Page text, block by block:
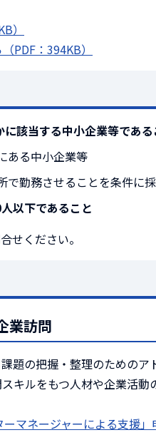
）
PDF：394KB）
該当する中小企業等である
ある中小企業等
で勤務させることを条件に
以下であること
せください。
業訪問
題の把握・整理のための
キルをもつ人材や企業活
マネージャーによる支援